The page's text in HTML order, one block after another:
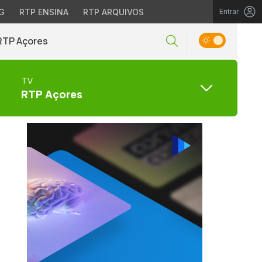
RTP ENSINA RTP ARQUIVOS Entrar
Açores
TV
RTP Açores